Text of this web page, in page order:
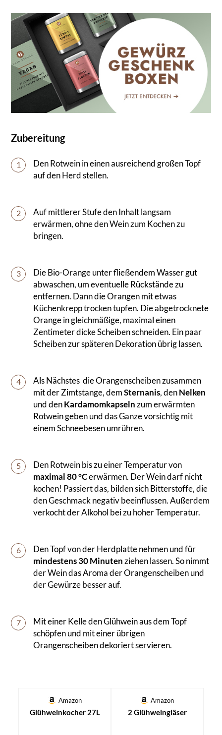
Zubereitung
1
Den Rotwein in einen ausreichend großen Topf
auf den Herd stellen.
2
Auf mittlerer Stufe den Inhalt langsam
erwärmen, ohne den Wein zum Kochen zu
bringen.
3
Die Bio-Orange unter fließendem Wasser gut
abwaschen, um eventuelle Rückstände zu
entfernen. Dann die Orangen mit etwas
Küchenkrepp trocken tupfen. Die abgetrocknete
Orange in gleichmäßige, maximal einen
Zentimeter dicke Scheiben schneiden. Ein paar
Scheiben zur späteren Dekoration übrig lassen.
4
Als Nächstes die Orangenscheiben zusammen
mit der Zimtstange, demSternanis, denNelken
und denKardamomkapselnzum erwärmten
Rotwein geben und das Ganze vorsichtig mit
einem Schneebesen umrühren.
5
Den Rotwein bis zu einer Temperatur von
maximal 80 °Cerwärmen. Der Wein darf nicht
kochen! Passiert das, bilden sich Bitterstoffe, die
den Geschmack negativ beeinflussen. Außerdem
verkocht der Alkohol bei zu hoher Temperatur.
6
Den Topf von der Herdplatte nehmen und für
mindestens 30 Minutenziehen lassen. So nimmt
der Wein das Aroma der Orangenscheiben und
der Gewürze besser auf.
7
Mit einer Kelle den Glühwein aus dem Topf
schöpfen und mit einer übrigen
Orangenscheiben dekoriert servieren.
Amazon
Glühweinkocher 27L
Amazon
2 Glühweingläser